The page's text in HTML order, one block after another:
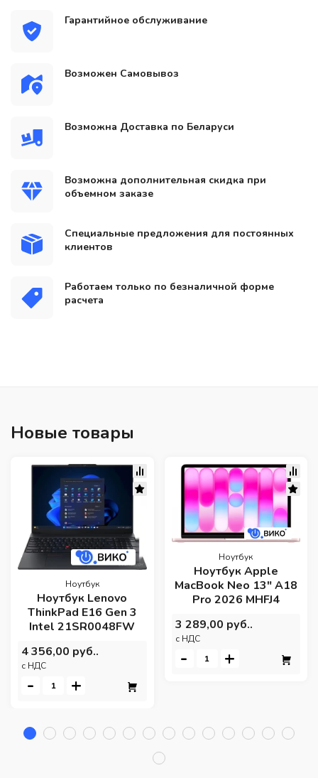
Гарантийное обслуживание
Возможен Самовывоз
Возможна Доставка по Беларуси
Возможна дополнительная скидка при
объемном заказе
Специальные предложения для постоянных
клиентов
Работаем только по безналичной форме
расчета
Новые товары
Ноутбук
Ноутбук Lenovo
ThinkPad E16 Gen 3
Intel 21SR0048FW
4 356,00 руб..
c НДС
- +
Ноутбук
Ноутбук Apple
MacBook Neo 13" A18
Pro 2026 MHFJ4
3 289,00 руб..
c НДС
- +